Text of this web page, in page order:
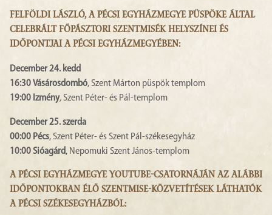
FELFÖLDI LÁSZLÓ, A PÉCSI EGYHÁZMEGYE PÜSPÖKE ÁLTAL
CELEBRÁLT FŐPÁSZTORI SZENTMISÉK HELYSZÍNEI ÉS
IDŐPONTJAI A PÉCSI EGYHÁZMEGYÉBEN:
December 24. kedd
16:30Vásárosdombó, Szent Márton püspök templom
19:00 Izmény,Szent Péter- és Pál-templom
December 25. szerda
00:00 Pécs, Szent Péter- és Szent Pál-székesegyház
10:00 Sióagárd, Nepomuki Szent János-templom
A PÉCSI EGYHÁZMEGYE YOUTUBE-CSATORNÁJÁN AZ ALÁBBI
IDŐPONTOKBAN ÉLŐ SZENTMISE-KÖZVETÍTÉSEK LÁTHATÓK
A PÉCSI SZÉKESEGYHÁZBÓL: